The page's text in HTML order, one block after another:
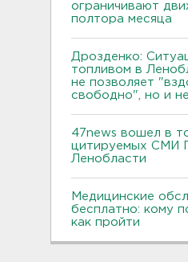
ограничивают
полтора месяца
Дрозденко:
топливом в
не позволяет
свободно", но и
47news вошел в
цитируемых СМИ
Ленобласти
Медицинские
бесплатно: кому
как пройти